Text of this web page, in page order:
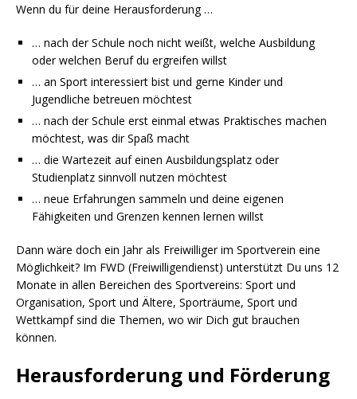
Wenn du für deine Herausforderung …
… nach der Schule noch nicht weißt, welche Ausbildung
oder welchen Beruf du ergreifen willst
… an Sport interessiert bist und gerne Kinder und
Jugendliche betreuen möchtest
… nach der Schule erst einmal etwas Praktisches machen
möchtest, was dir Spaß macht
… die Wartezeit auf einen Ausbildungsplatz oder
Studienplatz sinnvoll nutzen möchtest
… neue Erfahrungen sammeln und deine eigenen
Fähigkeiten und Grenzen kennen lernen willst
Dann wäre doch ein Jahr als Freiwilliger im Sportverein eine
Möglichkeit? Im FWD (Freiwilligendienst) unterstützt Du uns 12
Monate in allen Bereichen des Sportvereins: Sport und
Organisation, Sport und Ältere, Sporträume, Sport und
Wettkampf sind die Themen, wo wir Dich gut brauchen
können.
Herausforderung und Förderung